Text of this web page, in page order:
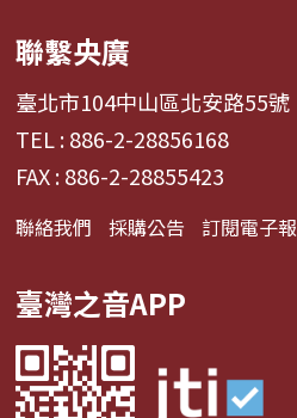
聯繫央廣
臺北市104中山區北安路55號
TEL : 886-2-28856168
FAX : 886-2-28855423
聯絡我們 採購公告 訂閱電子報
臺灣之音APP